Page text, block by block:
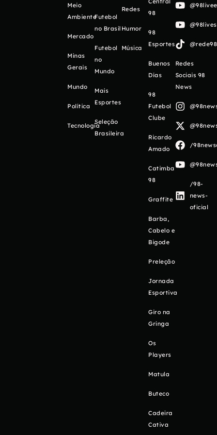
Meio
Ambiente
Mercado
Minas
Gerais
Mundo
Política
Tecnologia
Futebol
no Brasil
Futebol
no
Mundo
Mais
Esportes
Seleção
Brasileira
Redes
Humor
Música
98
98
Esportes
Buenos
Días
98
Futebol
Clube
Ricardo
Amado
Catimba
98
Graffite
Barba,
Cabelo e
Bigode
Preleção
Jornada
Esportiva
Giro na
Gringa
Os
Players
Matula
Buteco
Cadeira
Cativa
Redes
Sociais 98
News
/
/98-
news-
oficial